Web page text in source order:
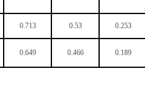
0.713 0.53 0.253
0.649 0.466 0.189